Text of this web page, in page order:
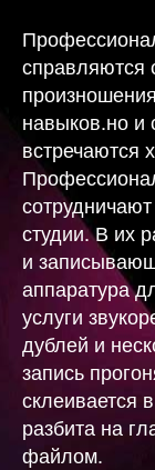
справляются
навыков.но и
встречаются
студии. В их
и
аппаратура
услуги
дублей и
запись
склеивается
разбита на
файлом.